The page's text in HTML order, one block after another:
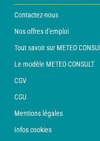
Contactez-nous
Nos offres d'emploi
Tout savoir sur METEO
Le modèle METEO CONSULT
CGV
CGU
Mentions légales
Infos cookies